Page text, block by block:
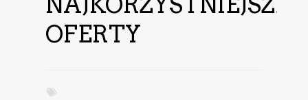
OFERTY